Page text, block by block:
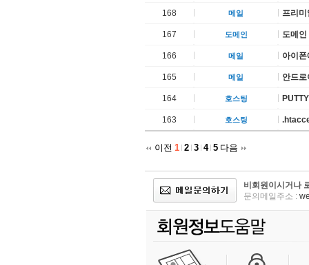
168 메일 프리
167 도메인 도메
166 메일 아이
165 메일 안드
164 호스팅
163 호스팅
이전 1 2 3 4 5 다음
비회원이시거나
문의메일주소 :